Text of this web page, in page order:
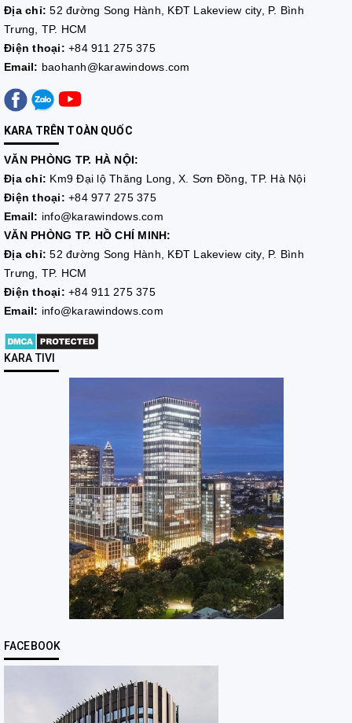
Địa chỉ: 52 đường Song Hành, KĐT Lakeview city, P. Bình
Trưng, TP. HCM
Điện thoại: +84 911 275 375
Email: baohanh@karawindows.com
KARA TRÊN TOÀN QUỐC
VĂN PHÒNG TP. HÀ NỘI:
Địa chỉ: Km9 Đại lộ Thăng Long, X. Sơn Đồng, TP. Hà Nội
Điện thoại: +84 977 275 375
Email: info@karawindows.com
VĂN PHÒNG TP. HỒ CHÍ MINH:
Địa chỉ:52 đường Song Hành, KĐT Lakeview city, P. Bình
Trưng, TP. HCM
Điện thoại: +84 911 275 375
Email: info@karawindows.com
KARA TIVI
FACEBOOK